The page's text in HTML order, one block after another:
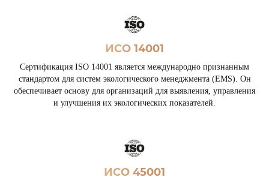
ИСО 14001
Сертификация ISO 14001 является международно признанным
стандартом для систем экологического менеджмента (EMS). Он
обеспечивает основу для организаций для выявления, управления
и улучшения их экологических показателей.
ИСО 45001